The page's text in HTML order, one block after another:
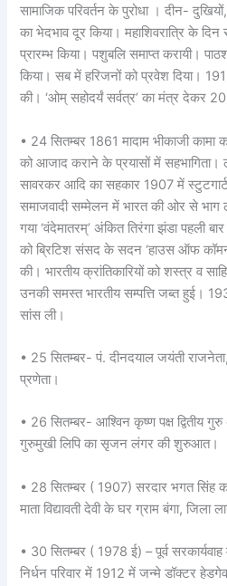
सामाजिक परिवर्तन के पुरोधा । दीन-
का भेदभाव दूर किया। महाशिवरात्रि के
प्रारम्भ किया। पशुबलि समाप्त करायी।
किया। सब में हरिजनों को प्रवेश दिया।
की। ‘ओम् सहोदर्यं सर्वत्र’ का मंत्र देकर
• 24 सितम्बर 1861 मादाम भीकाजी कामा
को आजाद कराने के प्रयासों में सहभागिता।
सावरकर आदि का सहकार 1907 में स्टुटगार्ट
समाजवादी सम्मेलन में भारत की ओर से भाग
गया ‘वंदेमातरम्’ अंकित तिरंगा झंडा पहली
को ब्रिटिश संसद के सदन ‘हाउस ऑफ
की। भारतीय क्रांतिकारियों को शस्त्र व
उनकी समस्त भारतीय सम्पत्ति जब्त हुई।
सांस ली।
• 25 सितम्बर- पं. दीनदयाल जयंती
प्रणेता।
• 26 सितम्बर- आश्विन कृष्ण पक्ष द्वितीय गुरु
गुरुमुखी लिपि का सृजन लंगर की शुरुआत।
• 28 सितम्बर ( 1907) सरदार भगत सिंह
माता विद्यावती देवी के घर ग्राम बंगा,
• 30 सितम्बर ( 1978 ई) – पूर्व
निर्धन परिवार में 1912 में जन्मे डॉक्टर